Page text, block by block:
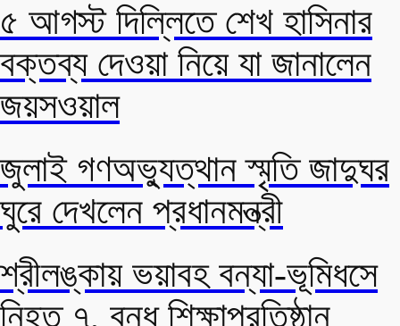
৫ আগস্ট দিল্লিতে শেখ হাসিনার
বক্তব্য দেওয়া নিয়ে যা জানালেন
জয়সওয়াল
জুলাই গণঅভ্যুত্থান স্মৃতি জাদুঘর
ঘুরে দেখলেন প্রধানমন্ত্রী
শ্রীলঙ্কায় ভয়াবহ বন্যা-ভূমিধসে
নিহত ৭, বন্ধ শিক্ষাপ্রতিষ্ঠান